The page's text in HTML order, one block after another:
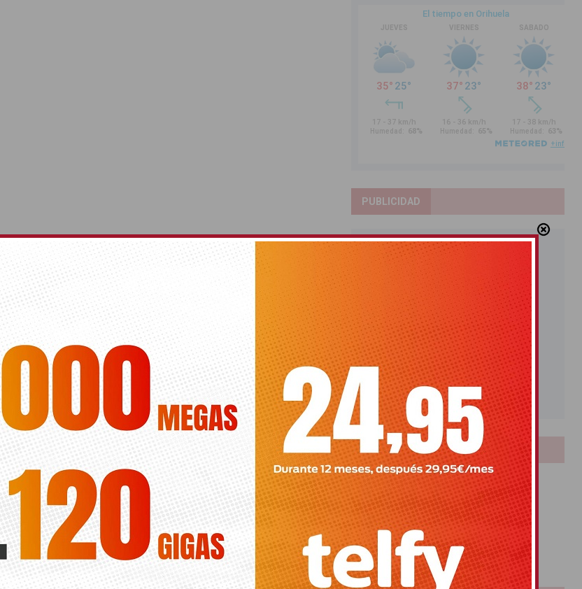
PUBLICIDAD
LOTERIAS
Bonoloto
Primitiva
El Gordo
Euromillones
Loteria
Once